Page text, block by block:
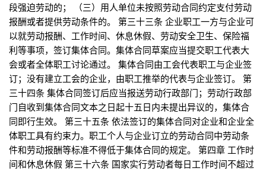
段强迫劳动的； （三）用人单位未按照劳动合同约定支付劳动
报酬或者提供劳动条件的。 第三十三条 企业职工一方与企业可
以就劳动报酬、工作时间、休息休假、劳动安全卫生、保险福
利等事项，签订集体合同。集体合同草案应当提交职工代表大
会或者全体职工讨论通过。 集体合同由工会代表职工与企业签
订；没有建立工会的企业，由职工推举的代表与企业签订。 第
三十四条 集体合同签订后应当报送劳动行政部门；劳动行政部
门自收到集体合同文本之日起十五日内未提出异议的，集体合
同即行生效。 第三十五条 依法签订的集体合同对企业和企业全
体职工具有约束力。职工个人与企业订立的劳动合同中劳动条
件和劳动报酬等标准不得低于集体合同的规定。 第四章 工作时
间和休息休假 第三十六条 国家实行劳动者每日工作时间不超过